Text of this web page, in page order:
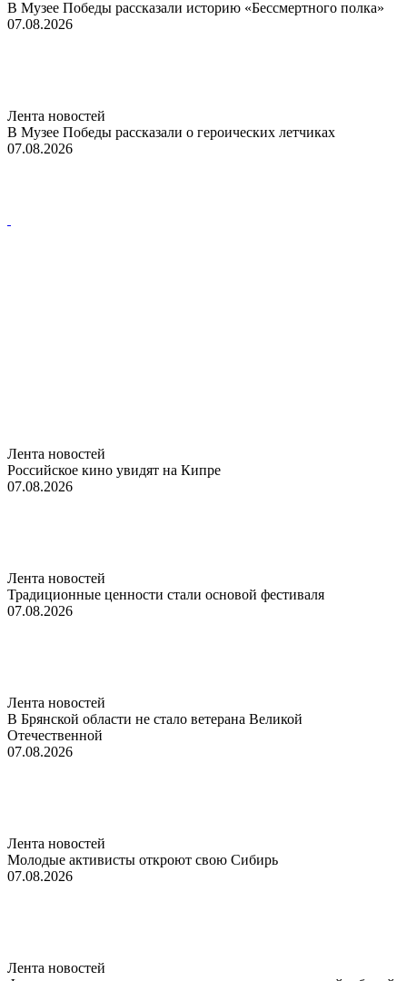
В Музее Победы рассказали историю «Бессмертного полка»
07.08.2026
Лента новостей
В Музее Победы рассказали о героических летчиках
07.08.2026
Лента новостей
Российское кино увидят на Кипре
07.08.2026
Лента новостей
Традиционные ценности стали основой фестиваля
07.08.2026
Лента новостей
В Брянской области не стало ветерана Великой
Отечественной
07.08.2026
Лента новостей
Молодые активисты откроют свою Сибирь
07.08.2026
Лента новостей